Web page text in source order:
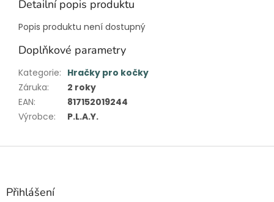
Detailní popis produktu
Popis produktu není dostupný
Doplňkové parametry
Kategorie: Hračky pro kočky
Záruka:
2 roky
EAN:
817152019244
Výrobce: P.L.A.Y.
Z
Přihlášení